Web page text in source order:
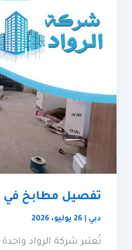
تفصيل مطابخ في
دبي |26 يوليو، 2026
تُعتبر شركة الرواد